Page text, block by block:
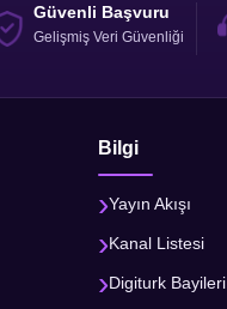
Güvenli Başvuru
Gelişmiş Veri Güvenliği
Bilgi
Yayın Akışı
Kanal Listesi
Digiturk Bayileri